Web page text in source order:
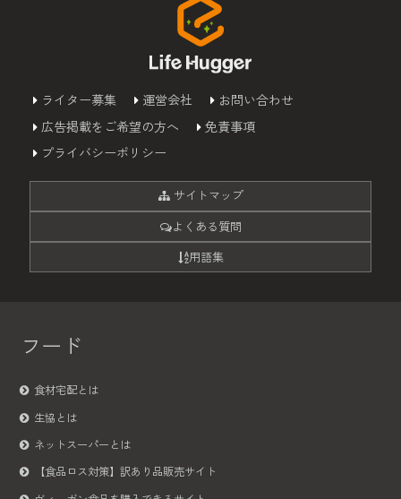
ライター募集 運営会社
お問い合わせ
広告掲載をご希望の方へ
免責事項
プライバシーポリシー
サイトマップ
よくある質問
用語集
フード
食材宅配とは
生協とは
ネットスーパーとは
【食品ロス対策】訳あり品販売サイト